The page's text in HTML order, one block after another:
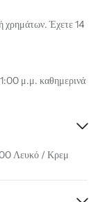
χρημάτων. Έχετε 14
μ.μ. καθημερινά
Λευκό / Κρεμ